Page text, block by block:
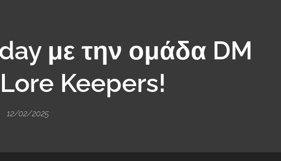
με την ομάδα DM
Keepers!
12/02/2025